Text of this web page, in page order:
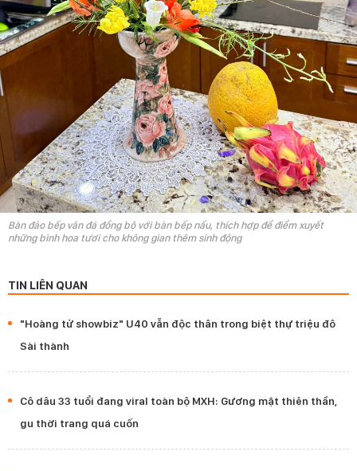
Bàn đảo bếp vân đá đồng bộ với bàn bếp nấu, thích hợp để điểm xuyết
những bình hoa tươi cho không gian thêm sinh động
TIN LIÊN QUAN
"Hoàng tử showbiz" U40 vẫn độc thân trong biệt thự triệu đô
Sài thành
Cô dâu 33 tuổi đang viral toàn bộ MXH: Gương mặt thiên thần,
gu thời trang quá cuốn